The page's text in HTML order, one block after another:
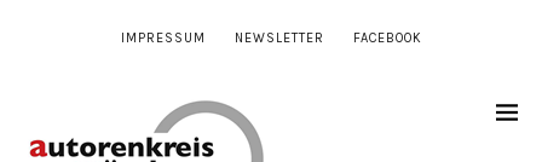
IMPRESSUM NEWSLETTER FACEBOOK